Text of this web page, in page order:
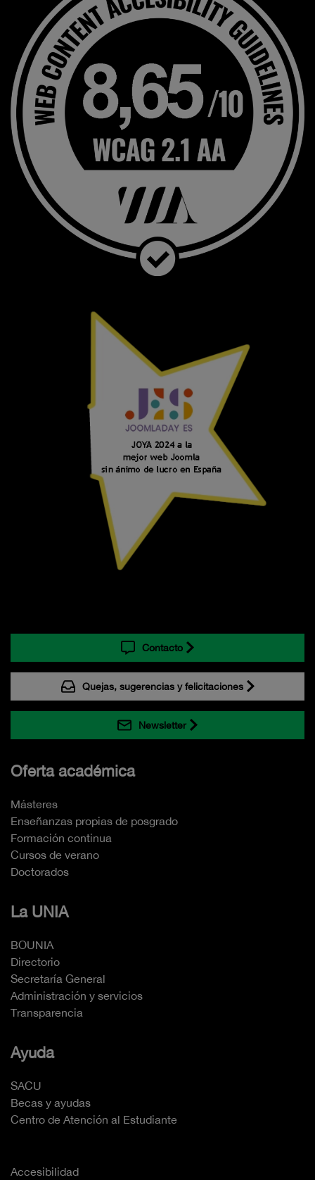
Contacto
Quejas, sugerencias y felicitaciones
Newsletter
Oferta académica
Másteres
Enseñanzas propias de posgrado
Formación continua
Cursos de verano
Doctorados
La UNIA
BOUNIA
Directorio
Secretaría General
Administración y servicios
Transparencia
Ayuda
SACU
Becas y ayudas
Centro de Atención al Estudiante
Accesibilidad